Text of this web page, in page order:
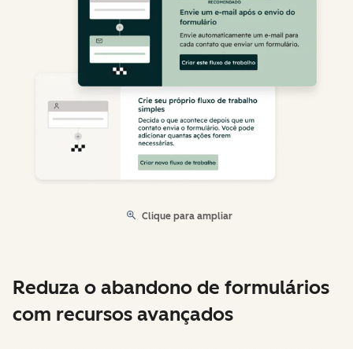
Clique para ampliar
Reduza o abandono de formulários
com recursos avançados